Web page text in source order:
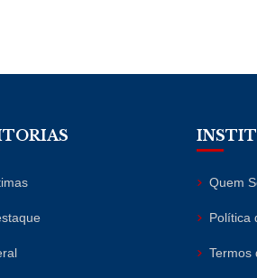
Quem
Política
Termos